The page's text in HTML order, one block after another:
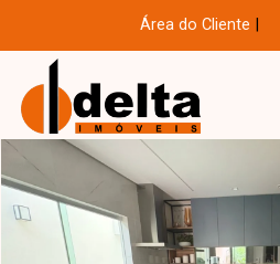
Área do Cliente